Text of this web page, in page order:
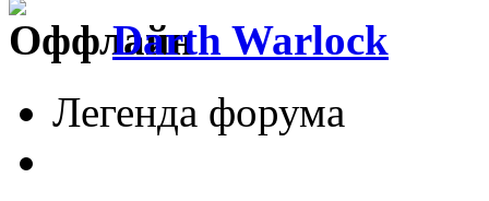
Darth Warlock
Легенда форума